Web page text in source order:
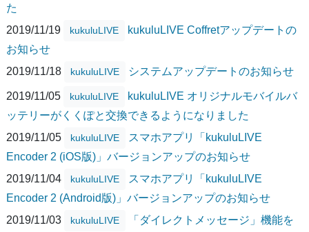
た
2019/11/19
kukuluLIVE
kukuluLIVE Coffretアップデートの
お知らせ
2019/11/18
kukuluLIVE システムアップデートのお知らせ
2019/11/05 kukuluLIVE
kukuluLIVE オリジナルモバイルバ
ッテリーがくくぽと交換できるようになりました
2019/11/05
kukuluLIVE
スマホアプリ「kukuluLIVE
Encoder 2 (iOS版)」バージョンアップのお知らせ
2019/11/04
kukuluLIVE
スマホアプリ「kukuluLIVE
Encoder 2 (Android版)」バージョンアップのお知らせ
2019/11/03
kukuluLIVE
「ダイレクトメッセージ」機能を